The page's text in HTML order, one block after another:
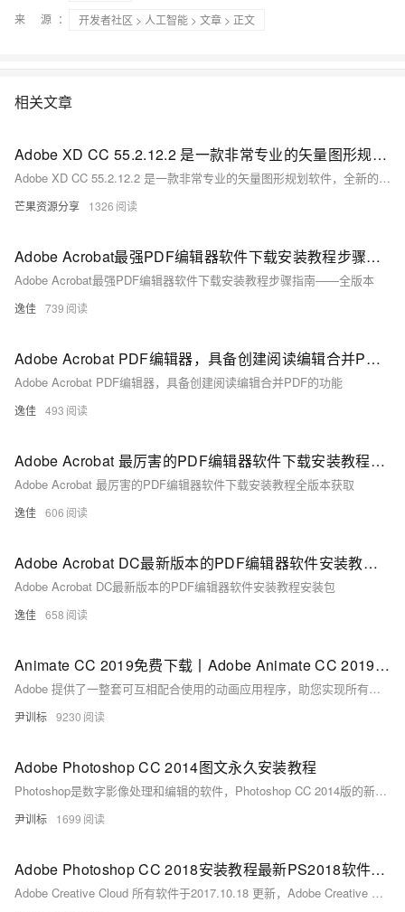
来 源：
开发者社区 > 人工智能 > 文章 > 正文
相关文章
Adobe XD CC 55.2.12.2 是一款非常专业的矢量图形规划软件Adobe XD 2023版本软件下载安装教程（内含所有版本）
Adobe XD CC 55.2.12.2 是一款非常专业的矢量图形规划软件，全新的桌面端UX原型工具，这是新一代网页与移动应用的UX设计工具。xd能够帮助设计者快速有效的设计图形、建立手机APP以及网站原型等等设计制作，支持设备的尺寸多样。集原型、设计和交互等功能于一体，从网站和移动应用程序到语音交互都可轻松实现，Adobe XD CC带来了响应调整大小、自动动画、语音原型、插件和应用程序集成等新功能，
芒果资源分享 1326
Adobe Acrobat最强PDF编辑器软件下载安装教程步骤指南——全版本
Adobe Acrobat最强PDF编辑器软件下载安装教程步骤指南——全版本
逸佳 739
Adobe Acrobat PDF编辑器，具备创建阅读编辑合并PDF的功能
Adobe Acrobat PDF编辑器，具备创建阅读编辑合并PDF的功能
逸佳 493
Adobe Acrobat 最厉害的PDF编辑器软件下载安装教程全版本获取
Adobe Acrobat 最厉害的PDF编辑器软件下载安装教程全版本获取
逸佳 606
Adobe Acrobat DC最新版本的PDF编辑器软件安装教程安装包
Adobe Acrobat DC最新版本的PDF编辑器软件安装教程安装包
逸佳 658
Animate CC 2019免费下载丨Adobe Animate CC 2019下载中文完整版永久安装教程
Adobe 提供了一整套可互相配合使用的动画应用程序，助您实现所有创意。使用 Animate CC 创建适用于游戏、应用程序和 Web 的交互式矢量动画。利用 Character Animator CC 将人物实时制成动画。
尹训标 9230
Adobe Photoshop CC 2014图文永久安装教程
Photoshop是数字影像处理和编辑的软件，Photoshop CC 2014版的新增功能可以极大地丰富我们对数字图像的处理体验。提供广泛的专业级修饰工具套件，还封装了专为激发灵感而设计的强大编辑功能。
尹训标 1699
Adobe Photoshop CC 2018安装教程最新PS2018软件更新
Adobe Creative Cloud 所有软件于2017.10.18 更新，Adobe Creative Cloud 2018 震撼上市！Adobe系列软件全部更新。